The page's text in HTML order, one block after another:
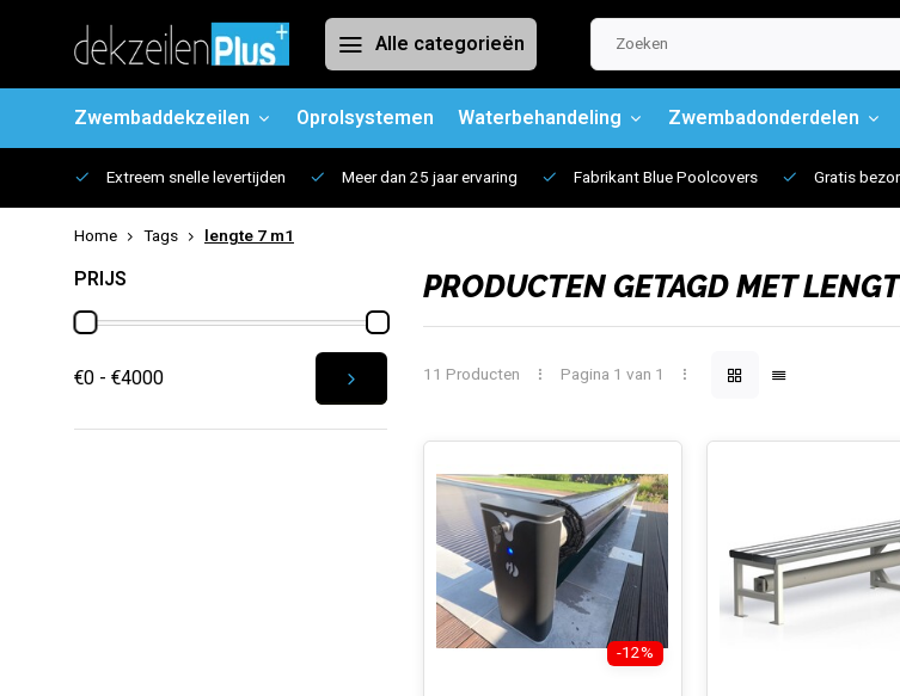
Alle categorieën
Zwembaddekzeilen Oprolsystemen Waterbehandeling Zwembadonderdelen
Extreem snelle levertijden Meer dan 25 jaar ervaring Fabrikant Blue Poolcovers Gratis
Home Tags lengte 7 m1
PRIJS
€0 - €4000
PRODUCTEN GETAGD MET
11 Producten Pagina 1 van 1
-12%